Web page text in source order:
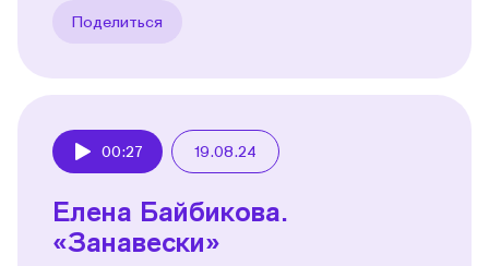
Поделиться
00:27 19.08.24
Елена Байбикова.
«Занавески»